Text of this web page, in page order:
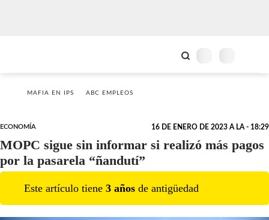
MAFIA EN IPS ABC EMPLEOS
ECONOMÍA 16 DE ENERO DE 2023 A LA - 18:29
MOPC sigue sin informar si realizó más pagos
por la pasarela “ñandutí”
Este artículo tiene 3 años de antigüedad